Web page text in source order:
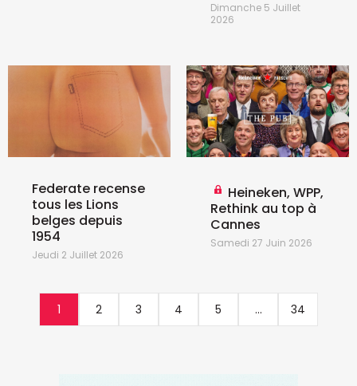
Dimanche 5 Juillet
2026
Federate recense
tous les Lions
belges depuis
1954
Jeudi 2 Juillet 2026
Heineken, WPP,
Rethink au top à
Cannes
Samedi 27 Juin 2026
1 2 3 4 5 ... 34